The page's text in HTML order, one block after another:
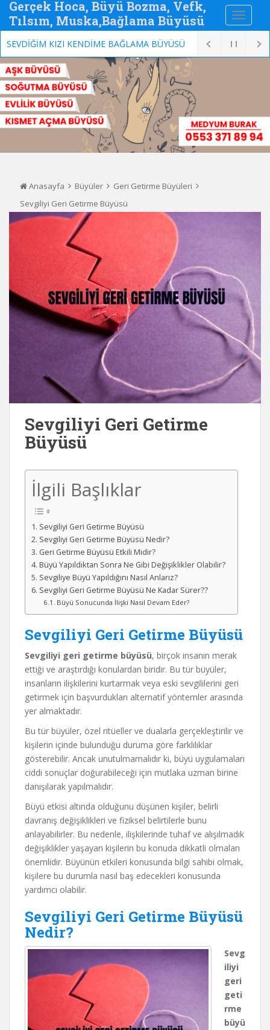
Gerçek Hoca, Büyü Bozma, Vefk,
Tılsım, Muska,Bağlama Büyüsü
SEVDİĞİM KIZI KENDİME BAĞLAMA BÜYÜSÜ
Anasayfa Büyüler
Geri Getirme Büyüleri
Sevgiliyi Geri Getirme Büyüsü
Sevgiliyi Geri Getirme
Büyüsü
İlgili Başlıklar
Sevgiliyi Geri Getirme Büyüsü
Sevgiliyi Geri Getirme Büyüsü Nedir?
Geri Getirme Büyüsü Etkili Midir?
Büyü Yapıldıktan Sonra Ne Gibi Değişiklikler Olabilir?
Sevgiliye Büyü Yapıldığını Nasıl Anlarız?
Sevgiliyi Geri Getirme Büyüsü Ne Kadar Sürer??
Büyü Sonucunda İlişki Nasıl Devam Eder?
Sevgiliyi Geri Getirme Büyüsü
Sevgiliyi geri getirme büyüsü, birçok insanın merak
ettiği ve araştırdığı konulardan biridir. Bu tür büyüler,
insanların ilişkilerini kurtarmak veya eski sevgililerini geri
getirmek için başvurdukları alternatif yöntemler arasında
yer almaktadır.
Bu tür büyüler, özel ritüeller ve dualarla gerçekleştirilir ve
kişilerin içinde bulunduğu duruma göre farklılıklar
gösterebilir. Ancak unutulmamalıdır ki, büyü uygulamaları
ciddi sonuçlar doğurabileceği için mutlaka uzman birine
danışılarak yapılmalıdır.
Büyü etkisi altında olduğunu düşünen kişiler, belirli
davranış değişiklikleri ve fiziksel belirtilerle bunu
anlayabilirler. Bu nedenle, ilişkilerinde tuhaf ve alışılmadık
değişiklikler yaşayan kişilerin bu konuda dikkatli olmaları
önemlidir. Büyünün etkileri konusunda bilgi sahibi olmak,
kişilere bu durumla nasıl baş edecekleri konusunda
yardımcı olabilir.
Sevgiliyi Geri Getirme Büyüsü
Nedir?
Sevg
iliyi
geri
geti
rme
büyü